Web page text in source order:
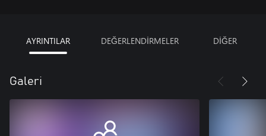
AYRINTILAR DEĞERLENDİRMELER DİĞER
Galeri